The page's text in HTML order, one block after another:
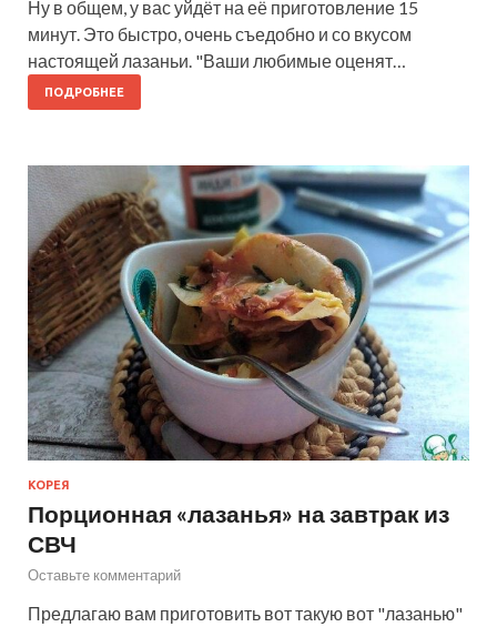
Ну в общем, у вас уйдёт на её приготовление 15
минут. Это быстро, очень съедобно и со вкусом
настоящей лазаньи. "Ваши любимые оценят…
ПОДРОБНЕЕ
КОРЕЯ
Порционная «лазанья» на завтрак из
СВЧ
Оставьте комментарий
Предлагаю вам приготовить вот такую вот "лазанью"